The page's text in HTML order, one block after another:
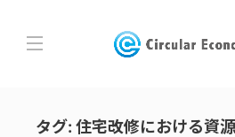
タグ: 住宅改修における資